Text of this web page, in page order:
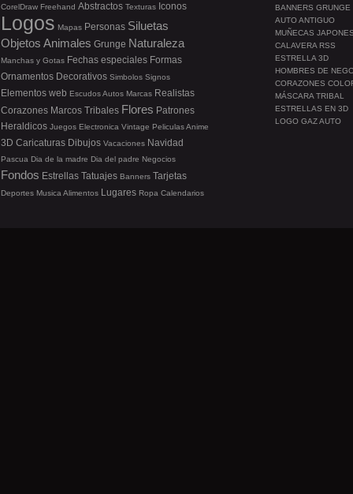
BANNERS GRUNGE
AUTO ANTIGUO
MUÑECAS
CALAVERA RSS
ESTRELLA 3D
HOMBRES DE
CORAZONES
MÁSCARA TRIBAL
ESTRELLAS EN 3D
LOGO GAZ AUTO
CorelDraw Freehand Abstractos Texturas Iconos
Logos Mapas Personas Siluetas
Objetos Animales Grunge Naturaleza
Manchas y Gotas Fechas especiales Formas
Ornamentos Decorativos Simbolos Signos
Elementos web EscudosAutos Marcas Realistas
Corazones Marcos Tribales Flores Patrones
Heraldicos Juegos Electronica Vintage PeliculasAnime
3D Caricaturas Dibujos Vacaciones Navidad
Pascua Dia de la madre Dia del padre Negocios
Fondos Estrellas Tatuajes Banners Tarjetas
Deportes Musica Alimentos Lugares Ropa Calendarios